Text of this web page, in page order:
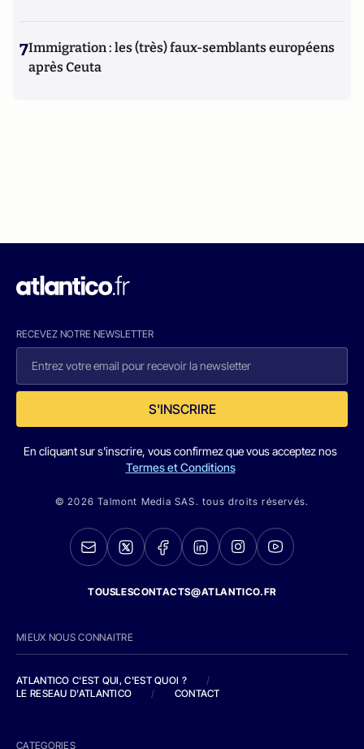
7Immigration : les (très) faux-semblants européens
après Ceuta
RECEVEZ NOTRE NEWSLETTER
S'INSCRIRE
En cliquant sur s'inscrire, vous confirmez que vous acceptez nos
Termes et Conditions
© 2026 Talmont Media SAS. tous droits réservés.
TOUSLESCONTACTS@ATLANTICO.FR
MIEUX NOUS CONNAITRE
ATLANTICO C'EST QUI, C'EST QUOI ?
/
LE RESEAU D'ATLANTICO
/ CONTACT
CATEGORIES